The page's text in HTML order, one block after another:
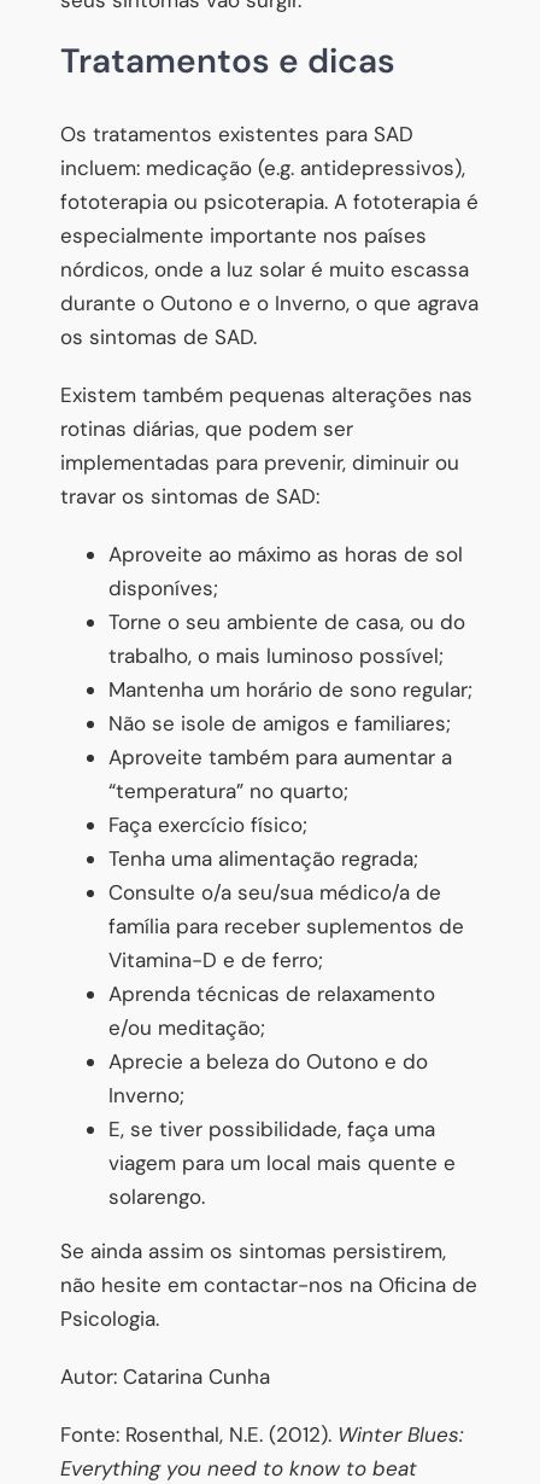
Tratamentos e dicas
Os tratamentos existentes para SAD
incluem: medicação (e.g. antidepressivos),
fototerapia ou psicoterapia. A fototerapia é
especialmente importante nos países
nórdicos, onde a luz solar é muito escassa
durante o Outono e o Inverno, o que agrava
os sintomas de SAD.
Existem também pequenas alterações nas
rotinas diárias, que podem ser
implementadas para prevenir, diminuir ou
travar os sintomas de SAD:
Aproveite ao máximo as horas de sol
disponíves;
Torne o seu ambiente de casa, ou do
trabalho, o mais luminoso possível;
Mantenha um horário de sono regular;
Não se isole de amigos e familiares;
Aproveite também para aumentar a
“temperatura” no quarto;
Faça exercício físico;
Tenha uma alimentação regrada;
Consulte o/a seu/sua médico/a de
família para receber suplementos de
Vitamina-D e de ferro;
Aprenda técnicas de relaxamento
e/ou meditação;
Aprecie a beleza do Outono e do
Inverno;
E, se tiver possibilidade, faça uma
viagem para um local mais quente e
solarengo.
Se ainda assim os sintomas persistirem,
não hesite em contactar-nos na Oficina de
Psicologia.
Autor: Catarina Cunha
Fonte: Rosenthal, N.E. (2012). Winter Blues:
Everything you need to know to beat